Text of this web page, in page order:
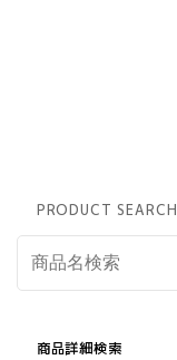
PRODUCT SEARCH
商品詳細検索